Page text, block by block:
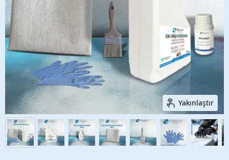
Yakınlaştır